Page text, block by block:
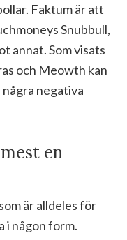
Faktum är att
Snubbull,
annat. Som visats
och Meowth kan
några negativa
en
är alldeles för
i någon form.